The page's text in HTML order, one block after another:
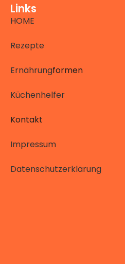
Links
HOME
Rezepte
Ernährungformen
Küchenhelfer
Kontakt
Impressum
Datenschutzerklärung